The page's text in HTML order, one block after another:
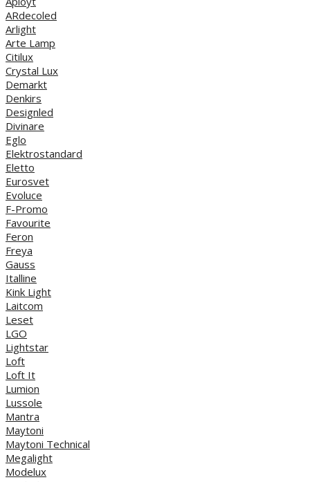
ARdecoled
Arlight
Arte Lamp
Citilux
Crystal Lux
Demarkt
Denkirs
Designled
Divinare
Eglo
Elektrostandard
Eletto
Eurosvet
Evoluce
F-Promo
Favourite
Feron
Freya
Gauss
Italline
Kink Light
Laitcom
Leset
LGO
Lightstar
Loft
Loft It
Lumion
Lussole
Mantra
Maytoni
Maytoni Technical
Megalight
Modelux